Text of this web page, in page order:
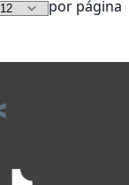
por página